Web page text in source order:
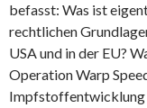
befasst: Was ist
rechtlichen
USA und in der EU?
Operation Warp
Impfstoffentwicklung